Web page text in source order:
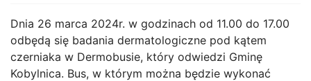
Dnia 26 marca 2024r. w godzinach od 11.00 do 17.00
odbędą się badania dermatologiczne pod kątem
czerniaka w Dermobusie, który odwiedzi Gminę
Kobylnica. Bus, w którym można będzie wykonać